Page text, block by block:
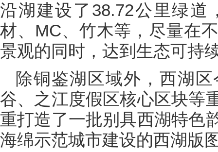
沿湖建设了38.72公里绿
材、MC、竹木等，尽量在
景观的同时，达到生态可持
除铜鉴湖区域外，西湖
谷、之江度假区核心区块等
重打造了一批别具西湖特色
海绵示范城市建设的西湖版